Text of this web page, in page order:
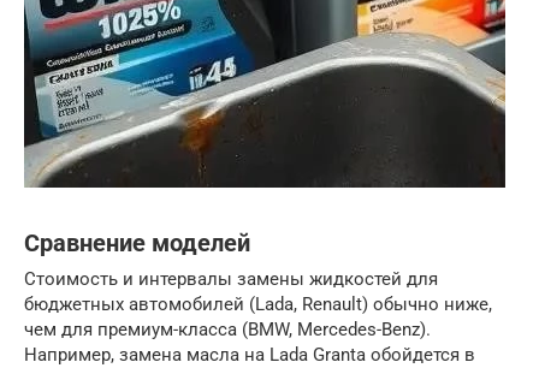
Сравнение моделей
Стоимость и интервалы замены жидкостей для
бюджетных автомобилей (Lada, Renault) обычно ниже,
чем для премиум-класса (BMW, Mercedes-Benz).
Например, замена масла на Lada Granta обойдется в